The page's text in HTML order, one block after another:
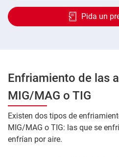
Pida un
Enfriamiento de las
MIG/MAG o TIG
Existen dos tipos de
MIG/MAG o TIG: las que se
enfrían por aire.